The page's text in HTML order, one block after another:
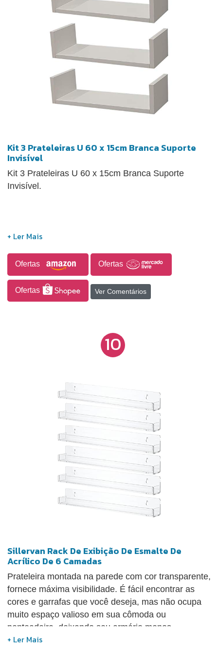
Kit 3 Prateleiras U 60 x 15cm Branca Suporte
Invisível
Kit 3 Prateleiras U 60 x 15cm Branca Suporte
Invisível.
Ofertas Ofertas
Ofertas Ver Comentários
10
Sillervan Rack De Exibição De Esmalte De
Acrílico De 6 Camadas
Prateleira montada na parede com cor transparente,
fornece máxima visibilidade. É fácil encontrar as
cores e garrafas que você deseja, mas não ocupa
muito espaço valioso em sua cômoda ou
penteadeira, deixando seu armário menos
bagunçado. Design antiderrapante: o acrílico tem